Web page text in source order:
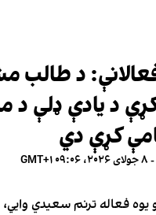
د طالب
د یادې ډلې
کړې دي
فعاله ترنم سعیدي وایي،